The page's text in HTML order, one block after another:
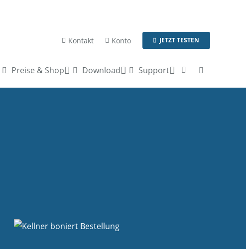
Kontakt Konto JETZT TESTEN
Preise & Shop Download Support